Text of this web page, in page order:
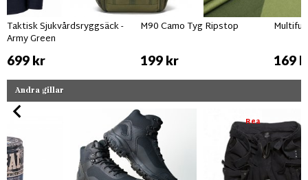
Taktisk Sjukvårdsryggsäck -
Army Green
699 kr
M90 Camo Tyg Ripstop
199 kr 169
Andra gillar
Rea